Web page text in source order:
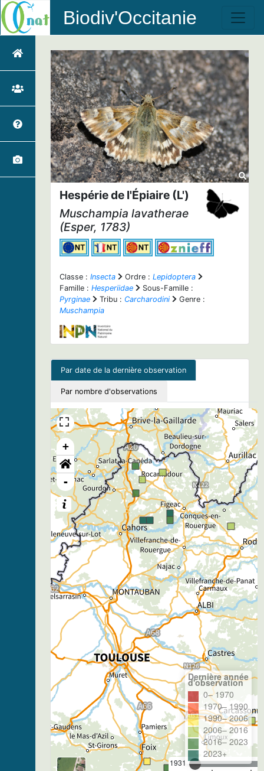
Biodiv'Occitanie
Hespérie de l'Épiaire (L')
Muschampia lavatherae
(Esper, 1783)
Classe : Insecta Ordre : Lepidoptera
Famille : Hesperiidae
Sous-Famille :
Pyrginae
Tribu : Carcharodini
Genre :
Muschampia
Par date de la dernière observation
Par nombre d'observations
+
-
1931
Dernière année
d'observation
0– 1970
1970– 1990
1990– 2006
2006– 2016
2016– 2023
2023+